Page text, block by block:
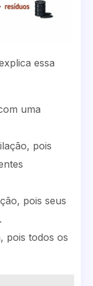
essa
uma
pois
pois seus
pois todos os